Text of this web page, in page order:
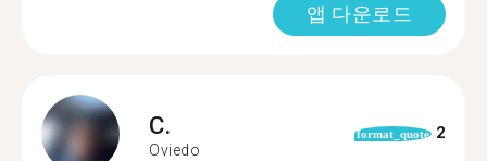
앱 다운로드
C.
Oviedo
format_quote 2